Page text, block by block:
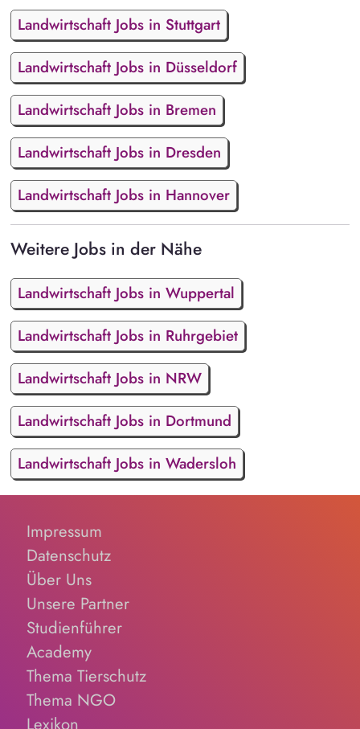
Landwirtschaft Jobs in Stuttgart
Landwirtschaft Jobs in Düsseldorf
Landwirtschaft Jobs in Bremen
Landwirtschaft Jobs in Dresden
Landwirtschaft Jobs in Hannover
Weitere Jobs in der Nähe
Landwirtschaft Jobs in Wuppertal
Landwirtschaft Jobs in Ruhrgebiet
Landwirtschaft Jobs in NRW
Landwirtschaft Jobs in Dortmund
Landwirtschaft Jobs in Wadersloh
Impressum
Datenschutz
Über Uns
Unsere Partner
Studienführer
Academy
Thema Tierschutz
Thema NGO
Lexikon